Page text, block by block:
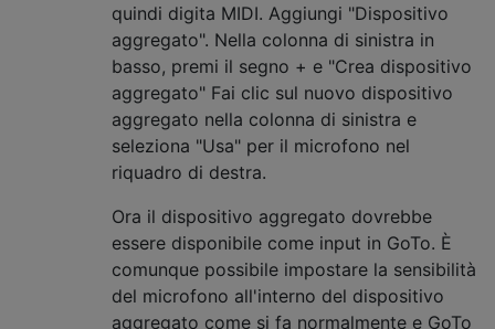
quindi digita MIDI. Aggiungi "Dispositivo
aggregato". Nella colonna di sinistra in
basso, premi il segno + e "Crea dispositivo
aggregato" Fai clic sul nuovo dispositivo
aggregato nella colonna di sinistra e
seleziona "Usa" per il microfono nel
riquadro di destra.
Ora il dispositivo aggregato dovrebbe
essere disponibile come input in GoTo. È
comunque possibile impostare la sensibilità
del microfono all'interno del dispositivo
aggregato come si fa normalmente e GoTo